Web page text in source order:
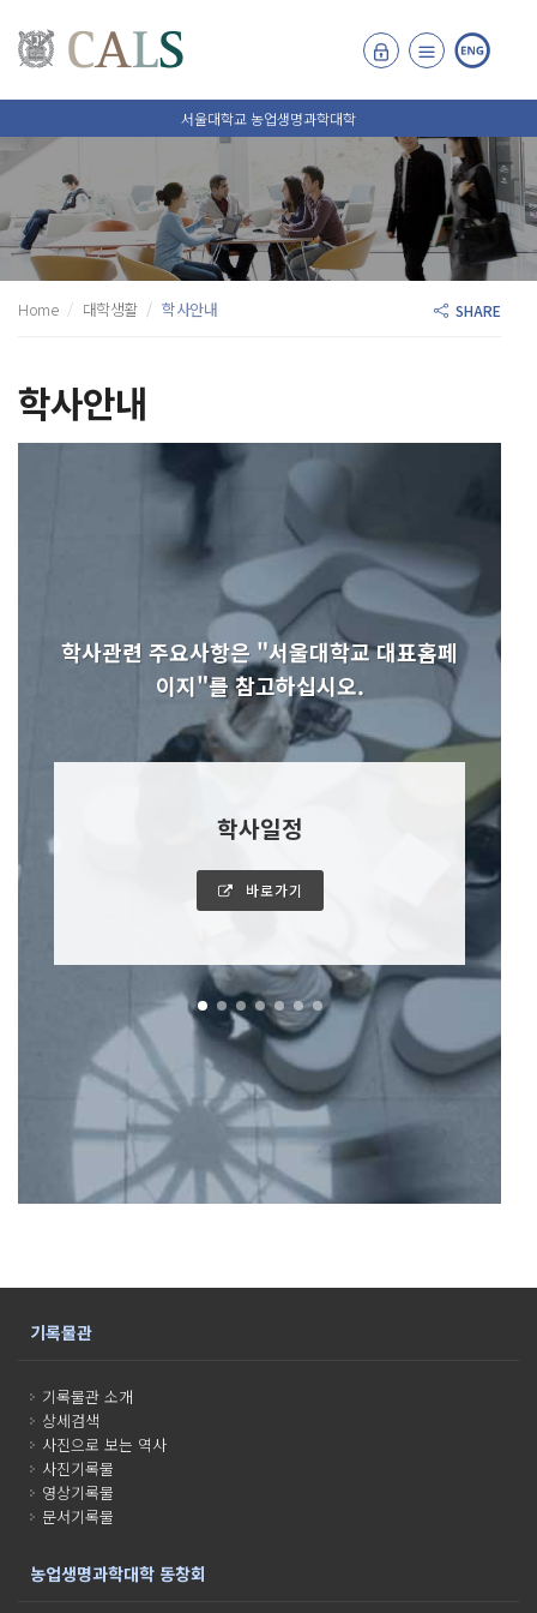
서울대학교 농업생명과학대학
Home 대학생활 학사안내 SHARE
학사안내
학사관련 주요사항은 "서울대학교 대표홈페
이지"를 참고하십시오.
학사일정
바로가기
기록물관
기록물관 소개
상세검색
사진으로 보는 역사
사진기록물
영상기록물
문서기록물
농업생명과학대학 동창회